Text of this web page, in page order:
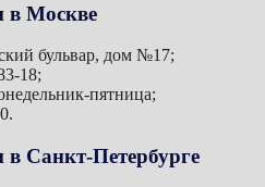
в Москве
бульвар, дом №17;
18;
пятница;
Санкт-Петербурге